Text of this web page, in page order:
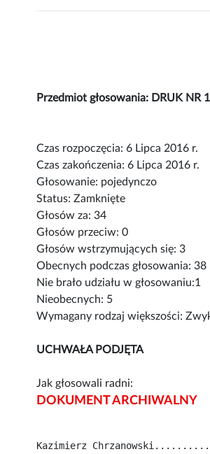
Przedmiot głosowania: DRUK NR
Czas rozpoczęcia: 6 Lipca 2016 r.
Czas zakończenia: 6 Lipca 2016 r.
Głosowanie: pojedynczo
Status: Zamknięte
Głosów za: 34
Głosów przeciw: 0
Głosów wstrzymujących się: 3
Obecnych podczas głosowania: 38
Nie brało udziału w głosowaniu:1
Nieobecnych: 5
Wymagany rodzaj większości:
UCHWAŁA PODJĘTA
Jak głosowali radni:
DOKUMENT ARCHIWALNY
Kazimierz